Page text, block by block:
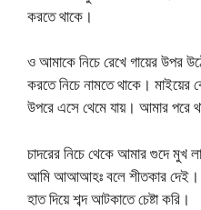
করতে থাকে।
ও আমাকে নিচে রেখে গায়ের উপর
করতে নিচে নামতে থাকে। মাইয়ের
উপরে এসে থেমে যায়। আমার পরে
চাদরের নিচে থেকে আমার গুদে মুখ
আমি আআআহঃ বলে শীতকার দেই।
হাত দিয়ে শব্দ আটকাতে চেষ্টা করি।